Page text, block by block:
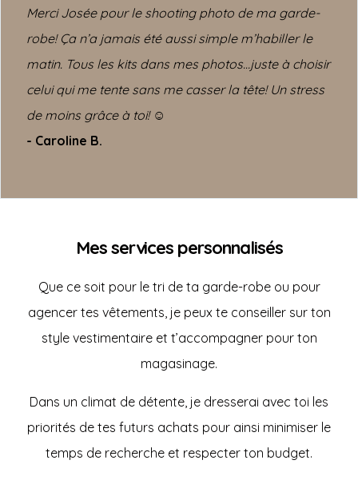
Merci Josée pour le shooting photo de ma garde-
robe! Ça n’a jamais été aussi simple m’habiller le
matin. Tous les kits dans mes photos…juste à choisir
celui qui me tente sans me casser la tête! Un stress
de moins grâce à toi!☺️
- Caroline B.
Mes services personnalisés
Que ce soit pour le tri de ta garde-robe ou pour
agencer tes vêtements, je peux te conseiller sur ton
style vestimentaire et t’accompagner pour ton
magasinage.
Dans un climat de détente, je dresserai avec toi les
priorités de tes futurs achats pour ainsi minimiser le
temps de recherche et respecter ton budget.